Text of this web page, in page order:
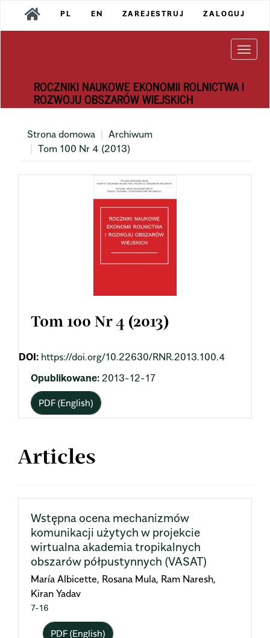
Main
Navigation
PL EN ZAREJESTRUJ ZALOGUJ
ROCZNIKI NAUKOWE EKONOMII ROLNICTWA I
ROZWOJU OBSZARÓW WIEJSKICH
Strona domowa
Archiwum
Tom 100 Nr 4 (2013)
Tom 100 Nr 4 (2013)
DOI: https://doi.org/10.22630/RNR.2013.100.4
Opublikowane: 2013-12-17
PDF (English)
Articles
Wstępna ocena mechanizmów
komunikacji użytych w projekcie
wirtualna akademia tropikalnych
obszarów półpustynnych (VASAT)
María Albicette, Rosana Mula, Ram Naresh,
Kiran Yadav
7-16
PDF (English)